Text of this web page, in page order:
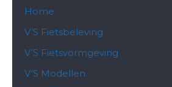
Home
V’S Fietsbeleving
V’S Fietsvormgeving
V’S Modellen